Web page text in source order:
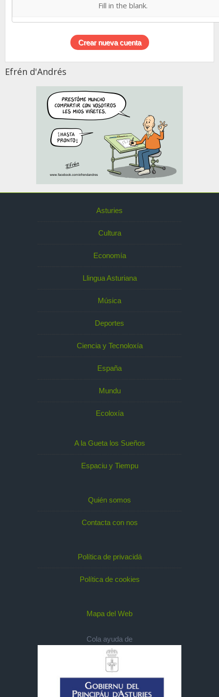
Fill in the blank.
Efrén d'Andrés
Asturies
Cultura
Economía
Llingua Asturiana
Música
Deportes
Ciencia y Tecnoloxía
España
Mundu
Ecoloxía
A la Gueta los Sueños
Espaciu y Tiempu
Quién somos
Contacta con nos
Política de privacidá
Política de cookies
Mapa del Web
Cola ayuda de